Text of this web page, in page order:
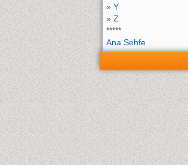
» Y
» Z
*****
Ana Sehfe